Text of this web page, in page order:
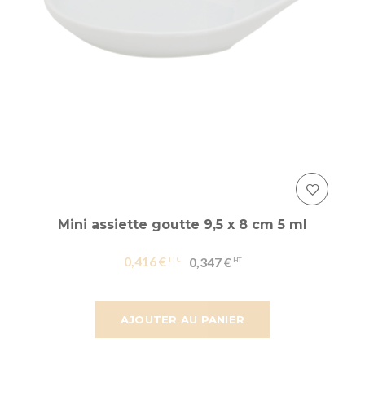
AJOUTER AU PANIER
Mini assiette goutte 9,5 x 8 cm 5 ml
0,416 € 0,347 €